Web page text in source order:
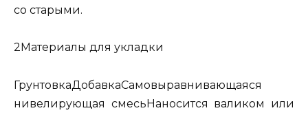
со старыми.
2Материалы для укладки
ГрунтовкаДобавкаСамовыравнивающаяся
нивелирующая смесьНаносится валиком или